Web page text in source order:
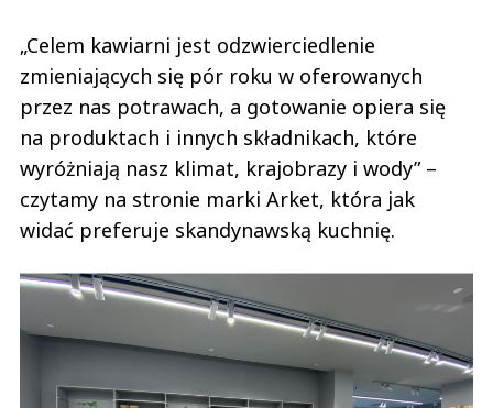
„Celem kawiarni jest odzwierciedlenie
zmieniających się pór roku w oferowanych
przez nas potrawach, a gotowanie opiera się
na produktach i innych składnikach, które
wyróżniają nasz klimat, krajobrazy i wody” –
czytamy na stronie marki Arket, która jak
widać preferuje skandynawską kuchnię.